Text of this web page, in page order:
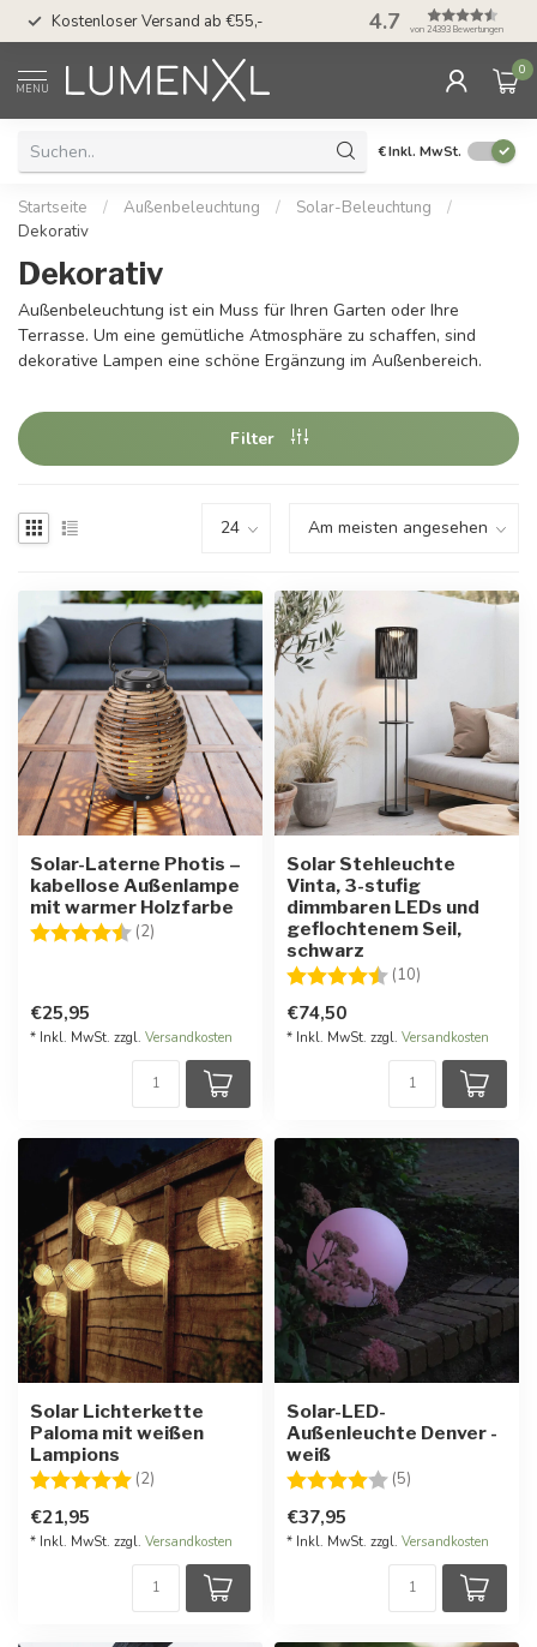
Kostenloser Versand ab €55,- 50 Tage
Möglichkeit
4.7 von 24393 Bewertungen
MENU
0
€Inkl. MwSt.
Startseite / Außenbeleuchtung / Solar-Beleuchtung
/
Dekorativ
Dekorativ
Außenbeleuchtung ist ein Muss für Ihren Garten oder Ihre
Terrasse. Um eine gemütliche Atmosphäre zu schaffen, sind
dekorative Lampen eine schöne Ergänzung im Außenbereich.
Filter
Solar-Laterne Photis –
kabellose Außenlampe
mit warmer Holzfarbe
Bewertung:
(2) 4.5 von 5 Sternen
€25,95
* Inkl. MwSt. zzgl. Versandkosten
Solar Stehleuchte
Vinta, 3-stufig
dimmbaren LEDs und
geflochtenem Seil,
schwarz
Bewertung:
(10)
€74,50
* Inkl. MwSt. zzgl. Versandkosten
Solar Lichterkette
Paloma mit weißen
Lampions
Bewertung:
(2) 5.0 von 5 Sternen
€21,95
* Inkl. MwSt. zzgl. Versandkosten
Solar-LED-
Außenleuchte Denver -
weiß
Bewertung:
(5)
€37,95
* Inkl. MwSt. zzgl. Versandkosten